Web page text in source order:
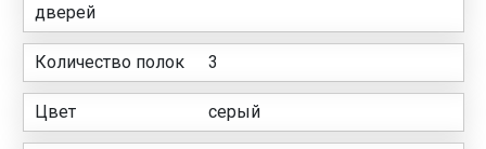
дверей
Количество полок 3
Цвет серый